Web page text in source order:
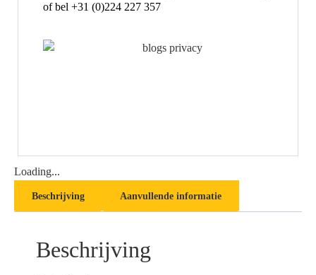
of bel +31 (0)224 227 357
Loading...
Beschrijving Aanvullende informatie
Beschrijving